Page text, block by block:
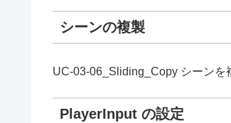
シーンの複製
UC-03-06_Sliding_Copy シーンを
PlayerInput の設定